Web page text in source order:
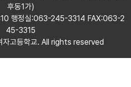
후동1가)
행정실:063-245-3314 FAX:063-2
45-3315
고등학교. All rights reserved